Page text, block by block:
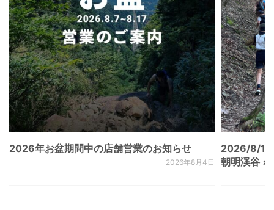
2026年お盆期間中の店舗営業のお知らせ
2026年8月4日
2026/8/
朝明渓谷 ×